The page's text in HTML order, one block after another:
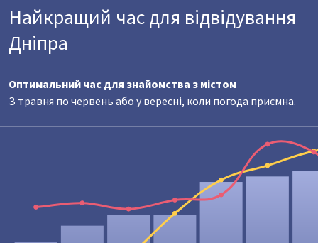
Найкращий час для відвідування
Дніпра
Оптимальний час для знайомства з містом
З травня по червень або у вересні, коли погода приємна.